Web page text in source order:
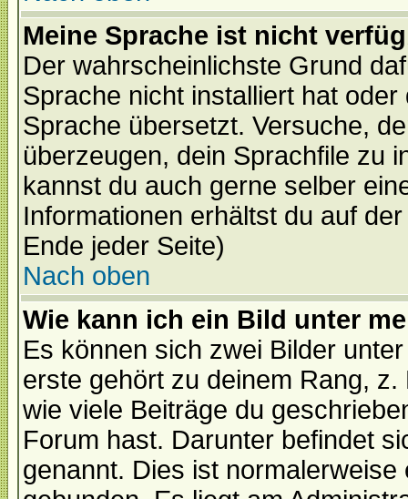
Meine Sprache ist nicht
Der wahrscheinlichste Grund
Sprache nicht installiert hat
Sprache übersetzt. Versuche,
überzeugen, dein Sprachfile zu
kannst du auch gerne selber
Informationen erhältst du auf
Ende jeder Seite)
Nach oben
Wie kann ich ein Bild unter
Es können sich zwei Bilder
erste gehört zu deinem Rang,
wie viele Beiträge du
Forum hast. Darunter befindet
genannt. Dies ist